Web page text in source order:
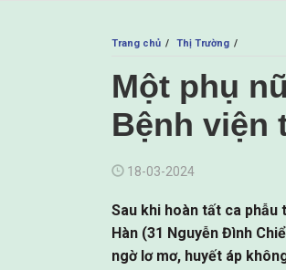
Trang chủ Thị Trường
Một phụ
Bệnh viện
18-03-2024
Sau khi hoàn tất ca phẫu
Hàn (31 Nguyễn Đình
ngờ lơ mơ, huyết áp